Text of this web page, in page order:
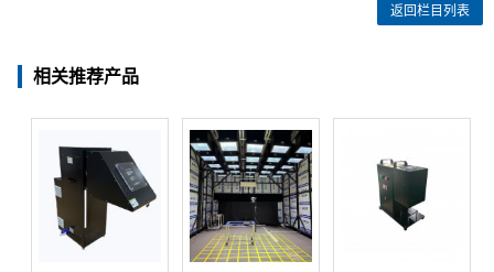
返回栏目列表
相关推荐产品